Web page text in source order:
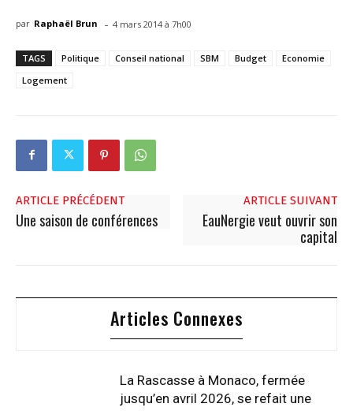
par Raphaël Brun - 4 mars 2014 à 7h00
TAGS Politique Conseil national SBM Budget
Economie
Logement
ARTICLE PRÉCÉDENT
Une saison de conférences
ARTICLE SUIVANT
EauNergie veut ouvrir son
capital
Articles Connexes
La Rascasse à Monaco, fermée
jusqu’en avril 2026, se refait une